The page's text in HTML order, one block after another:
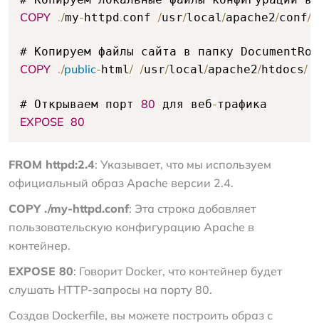
COPY ./my- httpd .conf /usr/local/apache2/conf/
COPY ./public- html/ /usr/local/apache2/htdocs/
# Открываем порт 80 для веб-
EXPOSE 80
FROM httpd:2.4: Указывает, что мы используем
официальный образ Apache версии 2.4.
COPY ./my-httpd.conf: Эта строка добавляет
пользовательскую конфигурацию Apache в
контейнер.
EXPOSE 80: Говорит Docker, что контейнер будет
слушать HTTP-запросы на порту 80.
Создав Dockerfile, вы можете построить образ с